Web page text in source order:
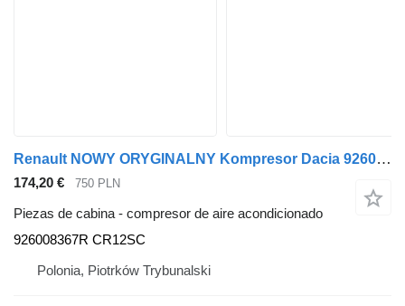
Renault NOWY ORYGINALNY Kompresor Dacia 926008367R compresor de aire acondicionado para coche
174,20 € 750 PLN
Piezas de cabina - compresor de aire acondicionado
926008367R CR12SC
Polonia, Piotrków Trybunalski